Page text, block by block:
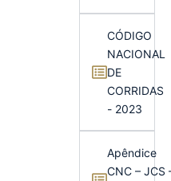
CÓDIGO
NACIONAL
DE
CORRIDAS
- 2023
Apêndice
CNC – JCS